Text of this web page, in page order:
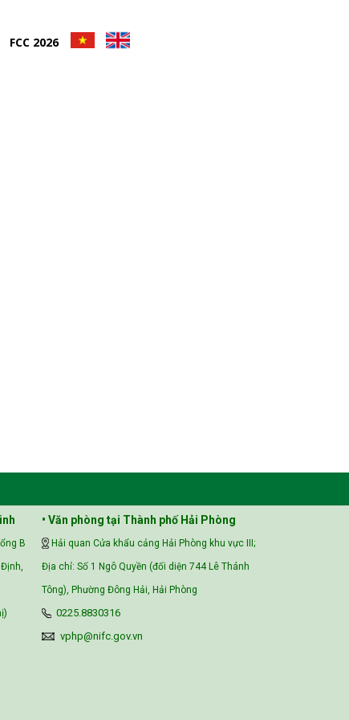
FCC 2026
B
• Văn phòng tại Thành phố Hải Phòng
Hải quan Cửa khẩu cảng Hải Phòng khu vực III;
Địa chỉ: Số 1 Ngô Quyền (đối diện 744 Lê Thánh
Tông), Phường Đông Hải, Hải Phòng
0225.8830316
vphp@nifc.gov.vn